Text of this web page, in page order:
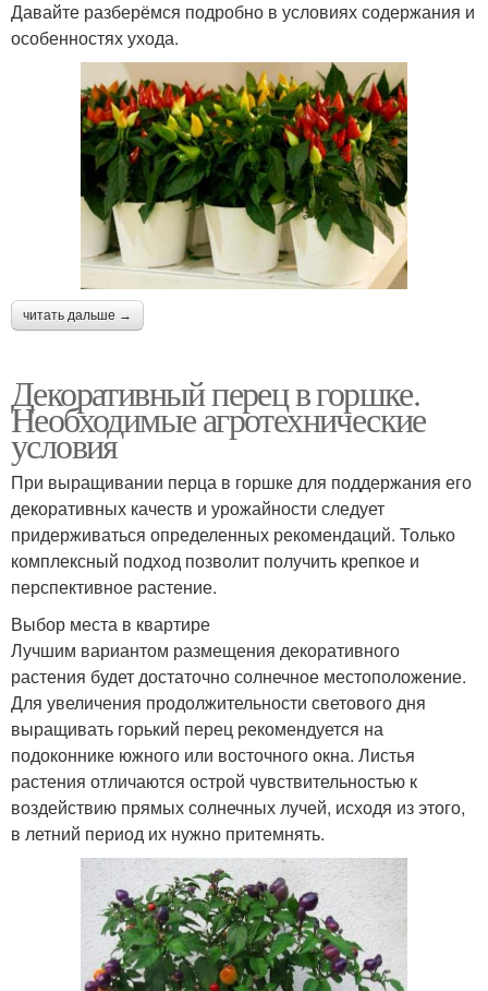
Давайте разберёмся подробно в условиях содержания и
особенностях ухода.
читать дальше →
Декоративный перец в горшке.
Необходимые агротехнические
условия
При выращивании перца в горшке для поддержания его
декоративных качеств и урожайности следует
придерживаться определенных рекомендаций. Только
комплексный подход позволит получить крепкое и
перспективное растение.
Выбор места в квартире
Лучшим вариантом размещения декоративного
растения будет достаточно солнечное местоположение.
Для увеличения продолжительности светового дня
выращивать горький перец рекомендуется на
подоконнике южного или восточного окна. Листья
растения отличаются острой чувствительностью к
воздействию прямых солнечных лучей, исходя из этого,
в летний период их нужно притемнять.